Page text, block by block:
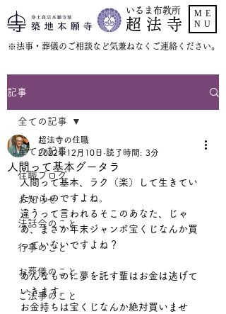
いるま布教所
超 法 寺
​※法事・葬儀のご相談など気兼ねなくご連絡ください。
ME
NU
記事
全ての記事
住職ブログ
お知らせ
法話会のこと
行事のこと
お葬儀のこと
ご法事のこと
全ての記事
人間って基本グータラ
超法寺の住職
2022年12月10日 読了時間: 3分
人間って基本、ラク（楽）して生きてい
たいものですよね。
違うって言われるそこのあなた、じゃ
あ、まさか年末ジャンボ宝くじなんか買
っていないですよね？
あんなものに夢を託す輩はお金は逃げて
いきます。
お金持ちは宝くじなんか絶対買いませ